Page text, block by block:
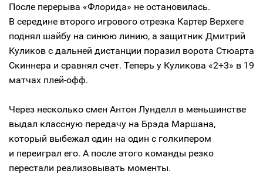
После перерыва «Флорида» не остановилась.
В середине второго игрового отрезка Картер Верхеге
поднял шайбу на синюю линию, а защитник Дмитрий
Куликов с дальней дистанции поразил ворота Стюарта
Скиннера и сравнял счет. Теперь у Куликова «2+3» в 19
матчах плей-офф.
Через несколько смен Антон Лунделл в меньшинстве
выдал классную передачу на Брэда Маршана,
который выбежал один на один с голкипером
и переиграл его. А после этого команды резко
перестали реализовывать моменты.